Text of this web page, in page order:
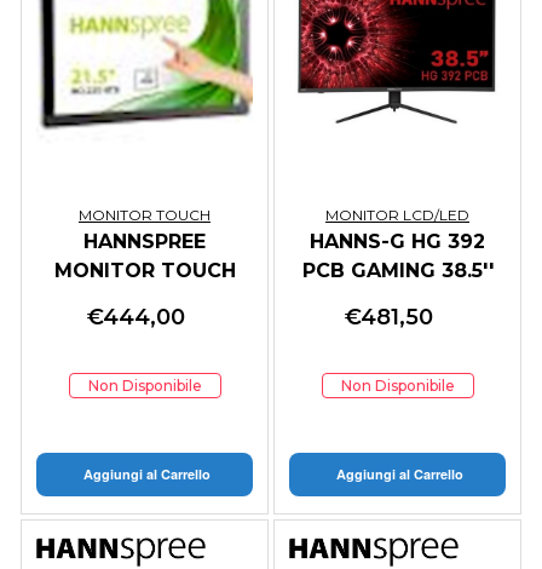
MONITOR TOUCH
HANNSPREE
MONITOR TOUCH
IP65 16:9 FHD,
TOUCH 10 POINTS,
€444,00
Non Disponibile
Aggiungi al Carrello
MONITOR LCD/LED
HANNS-G HG 392
PCB GAMING 38.5''
165Hz 5Ms 1Ms
€481,50
Non Disponibile
Aggiungi al Carrello